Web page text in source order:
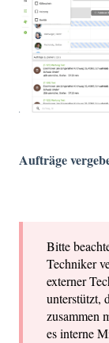
Aufträge
Bitte
Techniker
externer
unterstützt,
zusammen
es interne